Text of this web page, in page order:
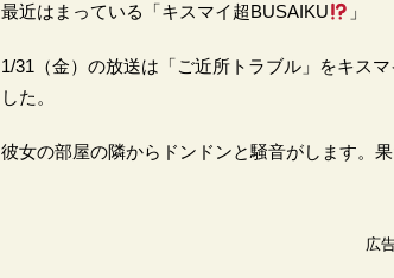
最近はまっている「キスマイ超BUSAIKU 」
1/31（金）の放送は「ご近所トラブル」をキス
した。
彼女の部屋の隣からドンドンと騒音がします。
広